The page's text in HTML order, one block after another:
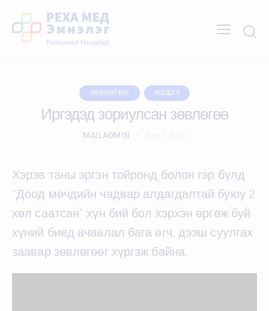
ЗӨВЛӨГӨӨ МЭДЭЭ
Иргэдэд зориулсан зөвлөгөө
MAILADMIN
Хэрэв таны эргэн тойронд болон гэр бүлд
“Доод мөчдийн чадвар алдагдалтай буюу 2
хөл саатсан” хүн бий бол хэрхэн өргөж буй
хүний биед ачаалал бага өгч, дээш суулгах
заавар зөвлөгөөг хүргэж байна.